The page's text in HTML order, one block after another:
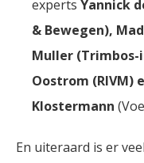
experts Yannick
& Bewegen),
Muller
Oostrom (RIVM)
Klostermann
En uiteraard is er